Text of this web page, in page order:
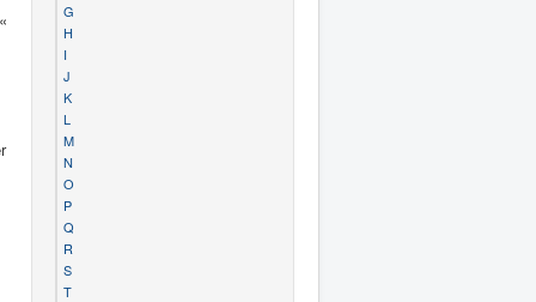
G
H
I
J
K
L
M
N
O
P
Q
R
S
T